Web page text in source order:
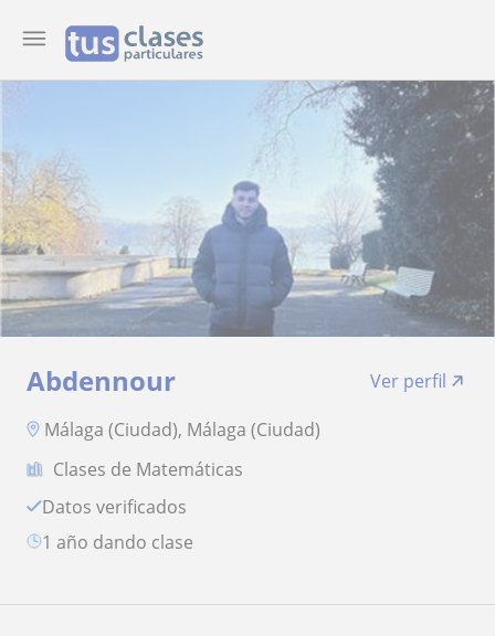
Abdennour
Ver perfil
Málaga (Ciudad), Málaga (Ciudad)
Clases de Matemáticas
Datos verificados
1 año dando clase